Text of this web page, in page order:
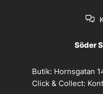
Söder
Butik: Hornsgatan
Click & Collect: